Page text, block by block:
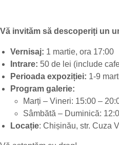
Vă invităm să descoperiți un
Vernisaj: 1 martie, ora 17:00
Intrare: 50 de lei (include
Perioada expoziției: 1-9
Program galerie:
Marți – Vineri: 15:00 –
Sâmbătă – Duminică:
Locație: Chișinău, str. Cuza